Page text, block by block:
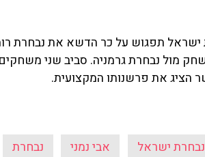
תפגוש על כר הדשא את נבחרת
מול נבחרת גרמניה. סביב שני
נבחרת ישראל אבי נמני נבחרת